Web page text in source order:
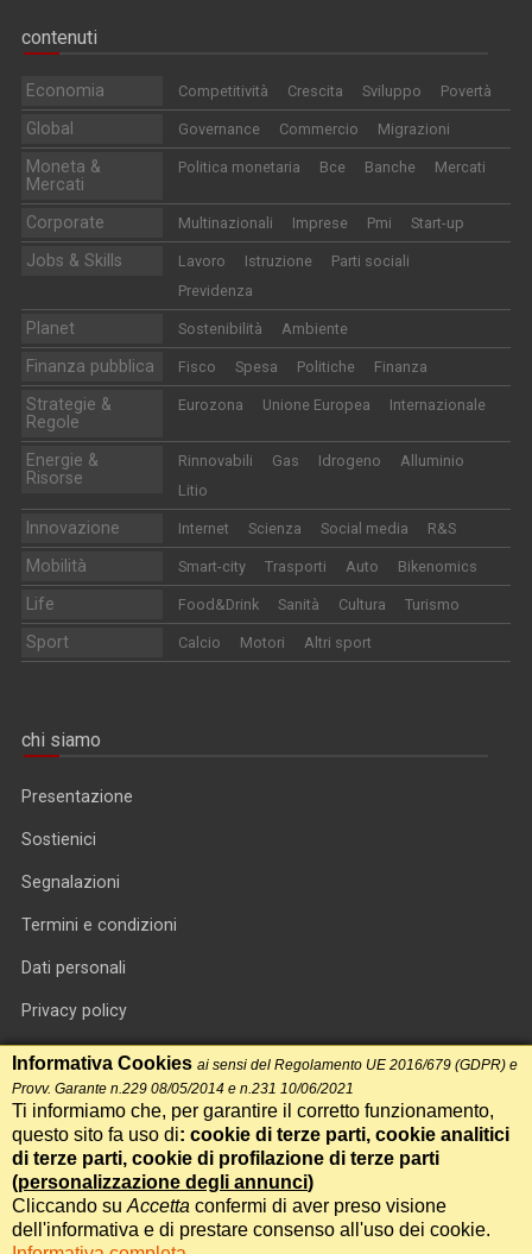
contenuti
Economia Competitività Crescita Sviluppo Povertà
Global Governance Commercio Migrazioni
Moneta &
Mercati
Politica monetaria Bce Banche Mercati
Corporate Multinazionali Imprese Pmi Start-up
Jobs & Skills Lavoro Istruzione
Parti sociali
Previdenza
Planet Sostenibilità Ambiente
Finanza pubblica Fisco Spesa Politiche Finanza
Strategie &
Regole
Eurozona Unione Europea Internazionale
Energie &
Risorse
Rinnovabili Gas Idrogeno
Alluminio
Litio
Innovazione Internet Scienza Social media R&S
Mobilità Smart-city Trasporti Auto Bikenomics
Life Food&Drink Sanità Cultura Turismo
Sport Calcio Motori Altri sport
chi siamo
Presentazione
Sostienici
Segnalazioni
Termini e condizioni
Dati personali
Privacy policy
Informativa cookie
RSS feed
RSS Top News
Contatti
Informativa Cookies ai sensi del Regolamento UE 2016/679 (GDPR) e
Provv. Garante n.229 08/05/2014 e n.231 10/06/2021
Ti informiamo che, per garantire il corretto funzionamento,
questo sito fa uso di: cookie di terze parti, cookie analitici
di terze parti, cookie di profilazione di terze parti
(personalizzazione degli annunci)
Cliccando su Accetta confermi di aver preso visione
dell'informativa e di prestare consenso all'uso dei cookie.